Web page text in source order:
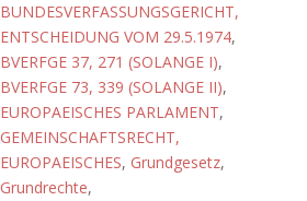
BUNDESVERFASSUNGSGERICHT,
ENTSCHEIDUNG VOM 29.5.1974,
BVERFGE 37, 271 (SOLANGE I),
BVERFGE 73, 339 (SOLANGE II),
EUROPAEISCHES PARLAMENT,
GEMEINSCHAFTSRECHT,
EUROPAEISCHES, Grundgesetz,
Grundrechte,